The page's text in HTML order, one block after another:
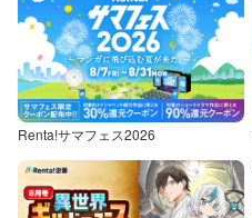
Renta!サマフェス2026